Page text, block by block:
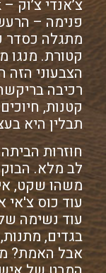
פנימה –
מתגלה כסדר
קטורת. מנגו
הצבעוני
רכיבה
קטנות,
תבלין היא
חוזרות
לב מלא.
משהו שקט,
עוד כוס
עוד נשימה
בגדים,
אבל האמת?